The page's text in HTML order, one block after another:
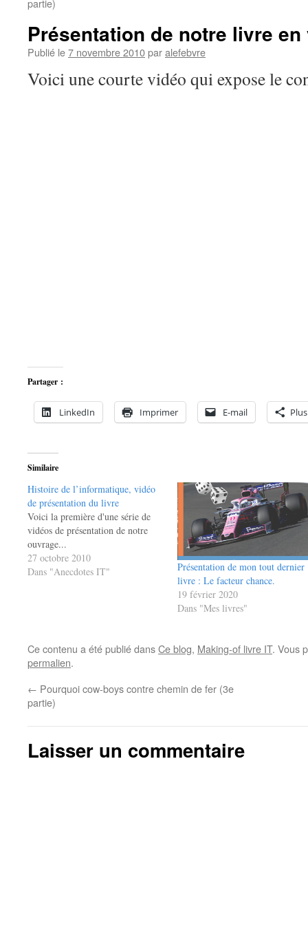
partie)
Présentation de notre livre
Publié le7 novembre 2010paralefebvre
Voici une courte vidéo qui expose le
Partager :
LinkedIn Imprimer E-mail Plus
Similaire
Histoire de l’informatique, vidéo
de présentation du livre
Voici la première d'une série de
vidéos de présentation de notre
ouvrage...
27 octobre 2010
Dans "Anecdotes IT"
Présentation de mon tout dernier
livre : Le facteur chance.
19 février 2020
Dans "Mes livres"
Ce contenu a été publié dansCe blog, Making-of livre IT. Vous
permalien.
← Pourquoi cow-boys contre chemin de fer (3e
partie)
Laisser un commentaire